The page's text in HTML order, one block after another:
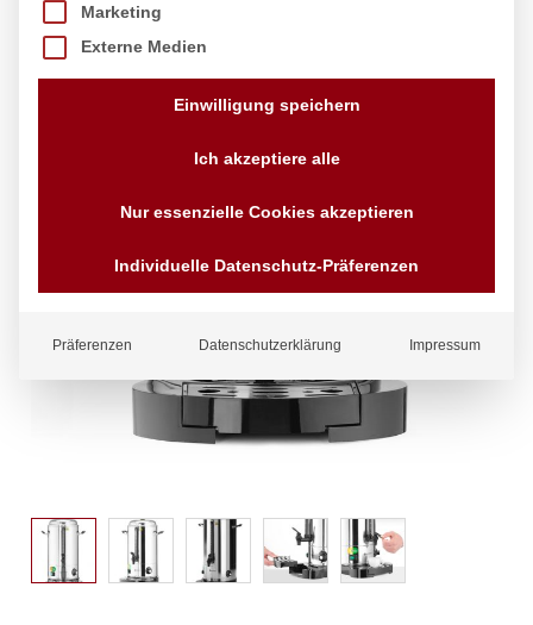
Marketing
Externe Medien
Einwilligung speichern
Ich akzeptiere alle
Nur essenzielle Cookies akzeptieren
Individuelle Datenschutz-Präferenzen
Präferenzen Datenschutzerklärung Impressum